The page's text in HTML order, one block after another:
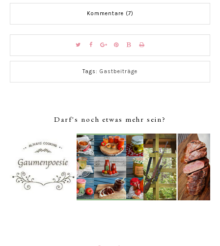
Kommentare (7)
Tags: Gastbeiträge
Darf's noch etwas mehr sein?